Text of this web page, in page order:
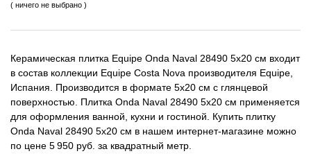
( ничего не выбрано )
Керамическая плитка Equipe Onda Naval 28490 5x20 см входит
в состав коллекции Equipe Costa Nova производителя Equipe,
Испания. Производится в формате 5x20 см с глянцевой
поверхностью. Плитка Onda Naval 28490 5x20 см применяется
для оформления ванной, кухни и гостиной. Купить плитку
Onda Naval 28490 5x20 см в нашем интернет-магазине можно
по цене 5 950 руб. за квадратный метр.